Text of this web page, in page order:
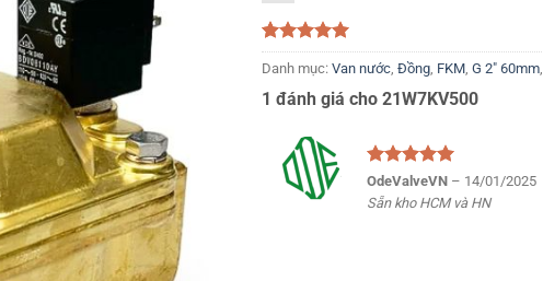
5.00trên 5
dựa trên
1
đánh giá
Danh mục: Van nước, Đồng, FKM, G 2" 60mm,
1 đánh giá cho 21W7KV500
Được xếp
hạng5 5
OdeValveVN – 14/01/2025
Sẵn kho HCM và HN